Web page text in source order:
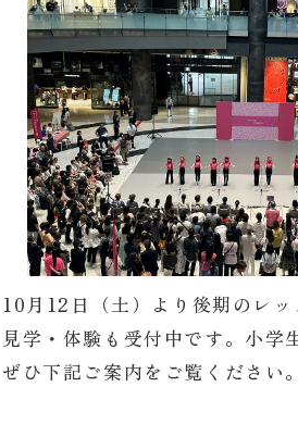
10月12日（土）より後期のレ
見学・体験も受付中です。小
ぜひ下記ご案内をご覧ください